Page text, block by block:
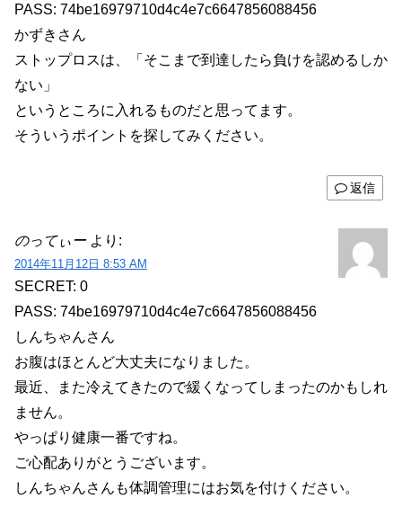
PASS: 74be16979710d4c4e7c6647856088456
かずきさん
ストップロスは、「そこまで到達したら負けを認めるしか
ない」
というところに入れるものだと思ってます。
そういうポイントを探してみください。
返信
のってぃー より:
2014年11月12日 8:53 AM
SECRET: 0
PASS: 74be16979710d4c4e7c6647856088456
しんちゃんさん
お腹はほとんど大丈夫になりました。
最近、また冷えてきたので緩くなってしまったのかもしれ
ません。
やっぱり健康一番ですね。
ご心配ありがとうございます。
しんちゃんさんも体調管理にはお気を付けください。